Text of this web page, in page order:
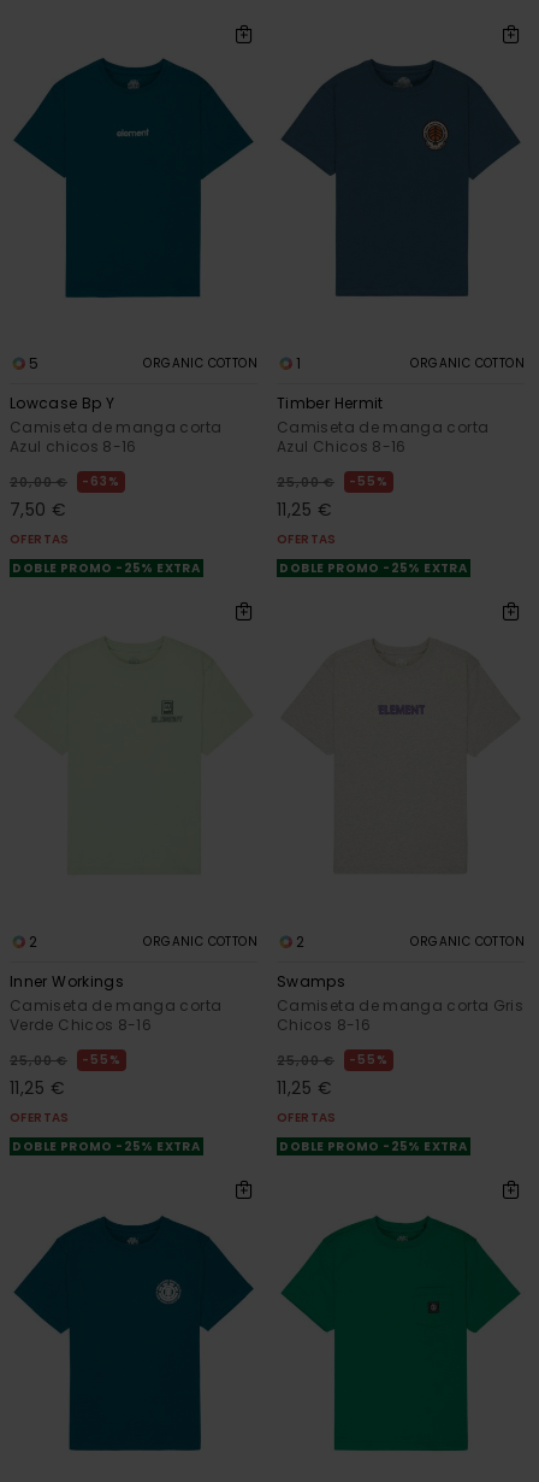
5 ORGANIC COTTON
Lowcase Bp Y
Camiseta de manga corta
Azul chicos 8-16
20,00 € 63%
7,50 €
OFERTAS
DOBLE PROMO -25% EXTRA
1 ORGANIC COTTON
Timber Hermit
Camiseta de manga corta
Azul Chicos 8-16
25,00 € 55%
11,25 €
OFERTAS
DOBLE PROMO -25% EXTRA
2 ORGANIC COTTON
Inner Workings
Camiseta de manga corta
Verde Chicos 8-16
25,00 € 55%
11,25 €
OFERTAS
DOBLE PROMO -25% EXTRA
2 ORGANIC COTTON
Swamps
Camiseta de manga corta Gris
Chicos 8-16
25,00 € 55%
11,25 €
OFERTAS
DOBLE PROMO -25% EXTRA